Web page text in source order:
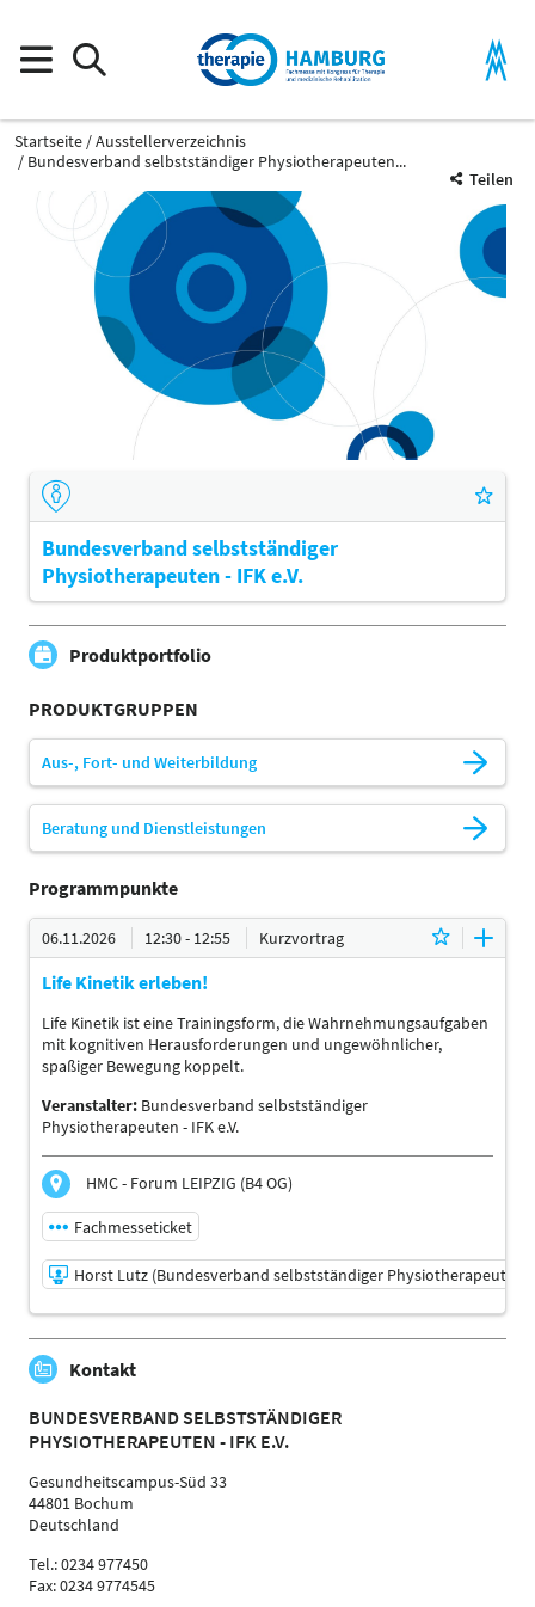
Startseite
Ausstellerverzeichnis
Bundesverband selbstständiger Physiotherapeuten...
Teilen
Bundesverband selbstständiger
Physiotherapeuten - IFK e.V.
Produktportfolio
PRODUKTGRUPPEN
Aus-, Fort- und Weiterbildung
Beratung und Dienstleistungen
Programmpunkte
06.11.2026 12:30 - 12:55 Kurzvortrag
Life Kinetik erleben!
Life Kinetik ist eine Trainingsform, die Wahrnehmungsaufgaben
mit kognitiven Herausforderungen und ungewöhnlicher,
spaßiger Bewegung koppelt.
Veranstalter: Bundesverband selbstständiger
Physiotherapeuten - IFK e.V.
HMC - Forum LEIPZIG (B4 OG)
Fachmesseticket
Horst Lutz (Bundesverband selbstständiger Physiotherapeuten -
06.11.2026 | 12:30 - 12:55
Horst Lutz (Bundesverband selbstständiger
Referent:in
Sprache
Deutsch
Themen
Physiotherapeuten | Ergotherapeuten | Sporttherapeuten
Kontakt
BUNDESVERBAND SELBSTSTÄNDIGER
PHYSIOTHERAPEUTEN - IFK E.V.
Gesundheitscampus-Süd 33
44801 Bochum
Deutschland
Tel.: 0234 977450
Fax: 0234 9774545